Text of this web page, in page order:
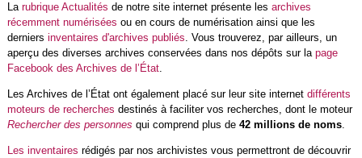
La rubrique Actualités de notre site internet présente les archives
récemment numérisées ou en cours de numérisation ainsi que les
derniers inventaires d'archives publiés. Vous trouverez, par ailleurs, un
aperçu des diverses archives conservées dans nos dépôts sur la page
Facebook des Archives de l’État.
Les Archives de l’État ont également placé sur leur site internet différents
moteurs de recherches destinés à faciliter vos recherches, dont le moteur
Rechercher des personnes qui comprend plus de 42 millions de noms.
Les inventaires rédigés par nos archivistes vous permettront de découvrir